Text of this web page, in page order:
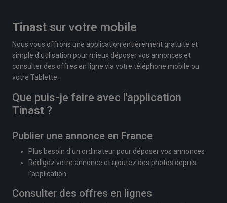
Tinast sur votre mobile
Nous vous offrons une application entièrement gratuite et
simple d'utilisation pour mieux déposer vos annonces et
consulter des offres en ligne via votre téléphone mobile ou
votre Tablette.
Que puis-je faire avec l'application
Tinast ?
Publier une annonce en France
Plus besoin d'un ordinateur pour déposer vos annonces
Rédigez votre annonce et ajoutez des photos depuis
l'application
Consulter des offres en lignes